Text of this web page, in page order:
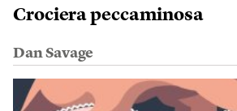
Crociera peccaminosa
Dan Savage